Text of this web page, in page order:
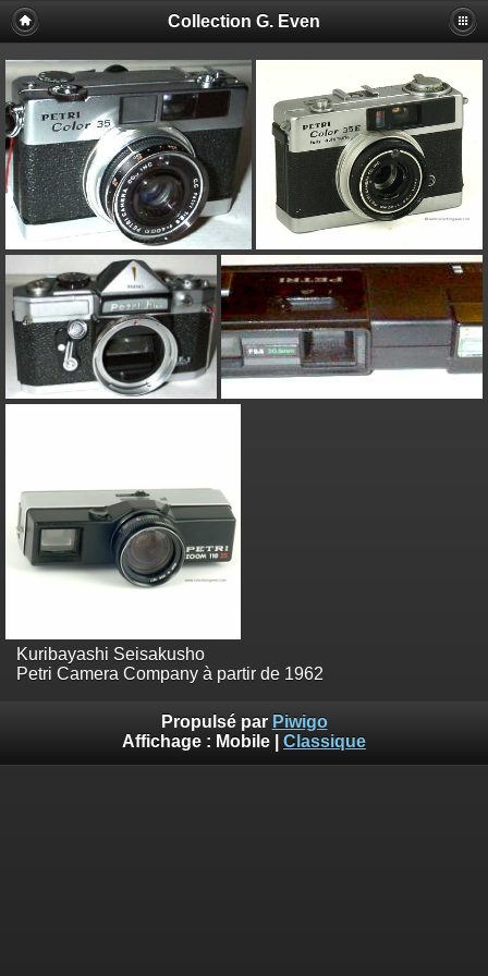
Collection G. Even
Kuribayashi Seisakusho
Petri Camera Company à partir de 1962
Propulsé par Piwigo
Affichage : Mobile Classique